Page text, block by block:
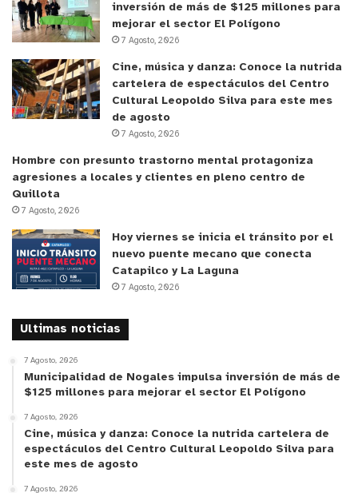
guías prácticas para los comités de vivienda
orientadas, al Fondo Solidario de la Vivienda y al
Programa de Habitabilidad Rural, herramientas
prácticas, de útil manejo y entendimiento para los
dirigentes, de modo de que exista información
disponible y de rápido acceso con las
orientaciones necesarias para la búsqueda del
terreno, gestión habitacional y organización
interna del comité.
Como resultado de este modelo, hoy existe un
catastro de los 31 comités de vivienda de la
provincia de Petorca, que representan a 2.980
familias, donde ha existido un avance en cuatro
proyectos habitacionales y tres con iniciativa de
proyecto, lo cual corresponde a 871 familias
asociadas, las que representan casi el 30% del
total de grupos organizados en la provincia de
Petorca.
OPINIONES
inversión de más de $125 millones para
mejorar el sector El Polígono
7 Agosto, 2026
Cine, música y danza: Conoce la nutrida
cartelera de espectáculos del Centro
Cultural Leopoldo Silva para este mes
de agosto
7 Agosto, 2026
Hombre con presunto trastorno mental protagoniza
agresiones a locales y clientes en pleno centro de
Quillota
7 Agosto, 2026
Hoy viernes se inicia el tránsito por el
nuevo puente mecano que conecta
Catapilco y La Laguna
7 Agosto, 2026
Ultimas noticias
7 Agosto, 2026
Municipalidad de Nogales impulsa inversión de más de
$125 millones para mejorar el sector El Polígono
7 Agosto, 2026
Cine, música y danza: Conoce la nutrida cartelera de
espectáculos del Centro Cultural Leopoldo Silva para
este mes de agosto
7 Agosto, 2026